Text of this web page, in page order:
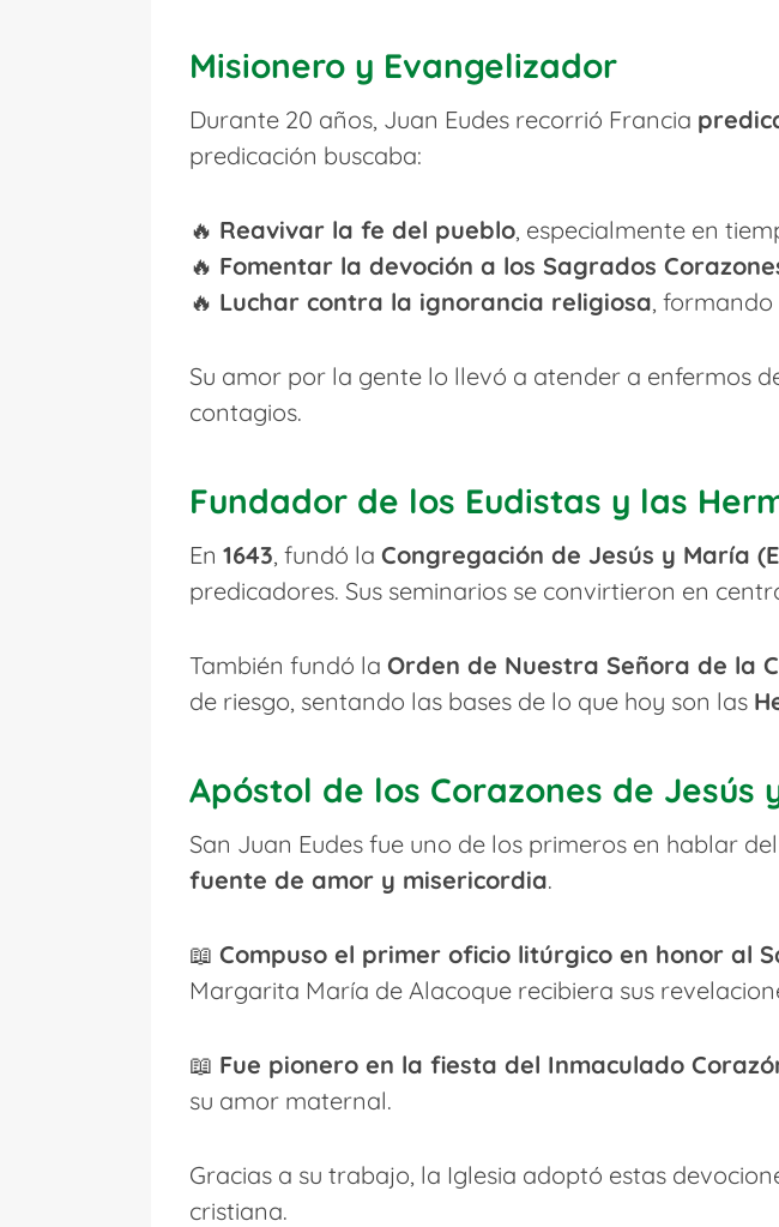
Misionero y Evangelizador
Durante 20 años, Juan Eudes recorrió Francia
predicación buscaba:
🔥 Reavivar la fe del pueblo, especialmente en
🔥 Fomentar la devoción a los Sagrados
🔥 Luchar contra la ignorancia religiosa, formando
Su amor por la gente lo llevó a atender a enfermos
contagios.
Fundador de los Eudistas y las
En 1643, fundó la Congregación de Jesús y María
predicadores. Sus seminarios se convirtieron en
También fundó la Orden de Nuestra Señora de la
de riesgo, sentando las bases de lo que hoy son las
Apóstol de los Corazones de Jesús
San Juan Eudes fue uno de los primeros en hablar del
fuente de amor y misericordia.
📖 Compuso el primer oficio litúrgico en honor al
Margarita María de Alacoque recibiera sus
📖 Fue pionero en la fiesta del Inmaculado
su amor maternal.
Gracias a su trabajo, la Iglesia adoptó estas
cristiana.